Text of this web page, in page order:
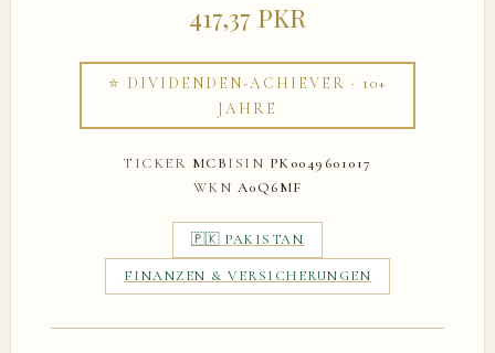
417,37 PKR
⭐ DIVIDENDEN-ACHIEVER · 10+
JAHRE
TICKER MCBISIN PK0049601017
WKN A0Q6MF
🇵🇰 PAKISTAN
FINANZEN & VERSICHERUNGEN